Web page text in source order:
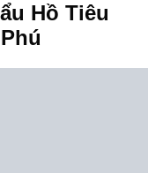
Hồ Tiêu